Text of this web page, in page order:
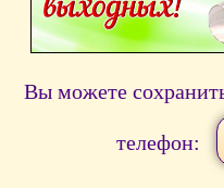
Вы можете
телефон: